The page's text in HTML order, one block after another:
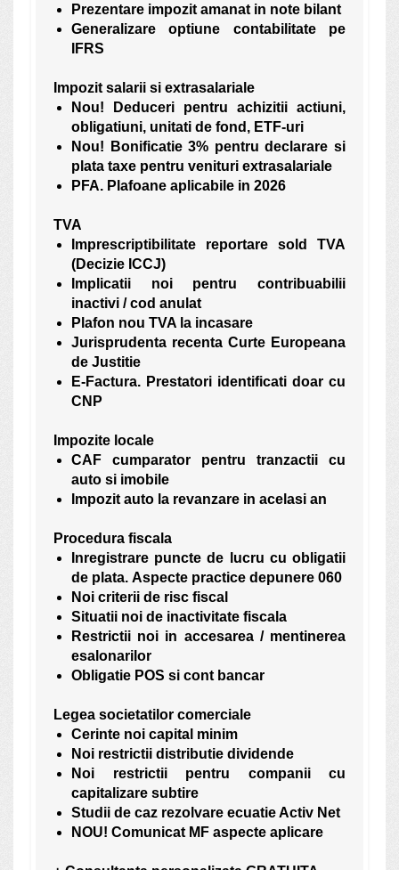
Prezentare impozit amanat in note bilant
Generalizare optiune contabilitate pe
IFRS
Impozit salarii si extrasalariale
Nou! Deduceri pentru achizitii actiuni,
obligatiuni, unitati de fond, ETF-uri
Nou! Bonificatie 3% pentru declarare si
plata taxe pentru venituri extrasalariale
PFA. Plafoane aplicabile in 2026
TVA
Imprescriptibilitate reportare sold TVA
(Decizie ICCJ)
Implicatii noi pentru contribuabilii
inactivi / cod anulat
Plafon nou TVA la incasare
Jurisprudenta recenta Curte Europeana
de Justitie
E-Factura. Prestatori identificati doar cu
CNP
Impozite locale
CAF cumparator pentru tranzactii cu
auto si imobile
Impozit auto la revanzare in acelasi an
Procedura fiscala
Inregistrare puncte de lucru cu obligatii
de plata. Aspecte practice depunere 060
Noi criterii de risc fiscal
Situatii noi de inactivitate fiscala
Restrictii noi in accesarea / mentinerea
esalonarilor
Obligatie POS si cont bancar
Legea societatilor comerciale
Cerinte noi capital minim
Noi restrictii distributie dividende
Noi restrictii pentru companii cu
capitalizare subtire
Studii de caz rezolvare ecuatie Activ Net
NOU! Comunicat MF aspecte aplicare